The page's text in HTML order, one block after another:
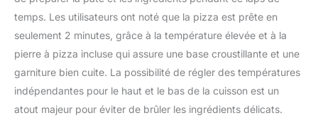
temps. Les utilisateurs ont noté que la pizza est prête en
seulement 2 minutes, grâce à la température élevée et à la
pierre à pizza incluse qui assure une base croustillante et une
garniture bien cuite. La possibilité de régler des températures
indépendantes pour le haut et le bas de la cuisson est un
atout majeur pour éviter de brûler les ingrédients délicats.